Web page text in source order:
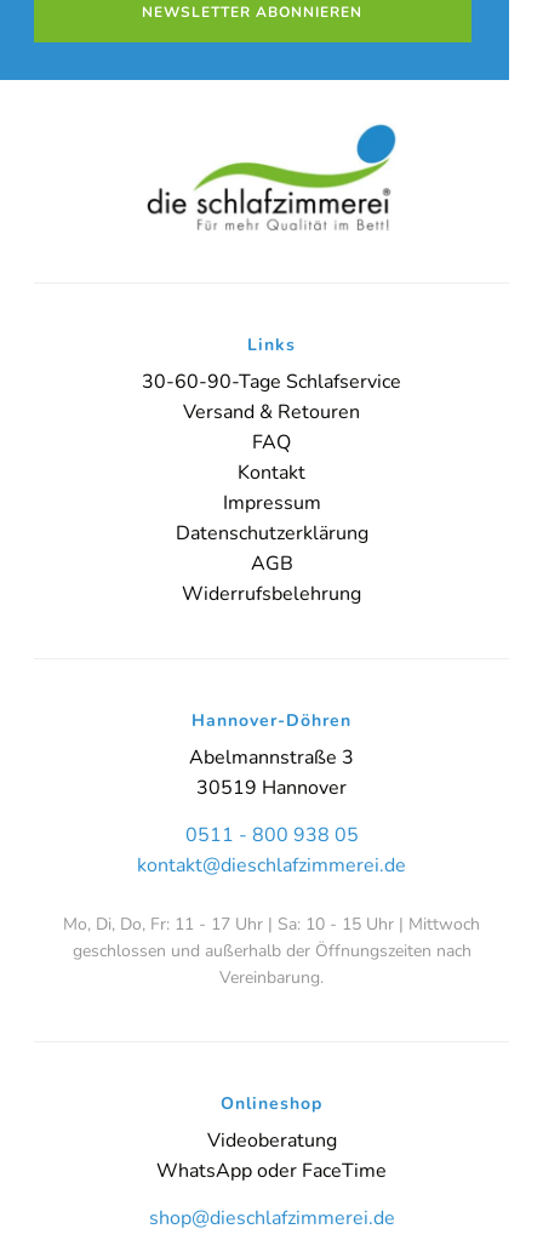
NEWSLETTER ABONNIEREN
Links
30-60-90-Tage Schlafservice
Versand & Retouren
FAQ
Kontakt
Impressum
Datenschutzerklärung
AGB
Widerrufsbelehrung
Hannover-Döhren
Abelmannstraße 3
30519 Hannover
0511 - 800 938 05
kontakt@dieschlafzimmerei.de
Mo, Di, Do, Fr: 11 - 17 Uhr | Sa: 10 - 15 Uhr | Mittwoch
geschlossen und außerhalb der Öffnungszeiten nach
Vereinbarung.
Onlineshop
Videoberatung
WhatsApp oder FaceTime
shop@dieschlafzimmerei.de